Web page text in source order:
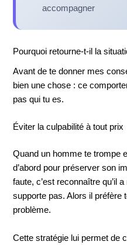
accompagner
Pourquoi retourne-t-il la
Avant de te donner mes
bien une chose : ce
pas qui tu es.
Éviter la culpabilité à tout prix
Quand un homme te trompe
d’abord pour préserver son
faute, c’est reconnaître qu’il
supporte pas. Alors il préfère
problème.
Cette stratégie lui permet de